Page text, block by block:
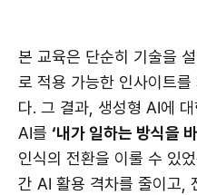
본 교육은 단순히 기술을
로 적용 가능한 인사이트를
다. 그 결과, 생성형 AI에
AI를 ‘내가 일하는 방식을
인식의 전환을 이룰 수 있
간 AI 활용 격차를 줄이고,